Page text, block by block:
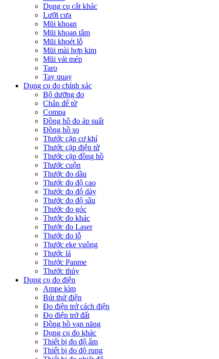
Dụng cụ cắt khác
Lưỡi cưa
Mũi khoan
Mũi khoan tâm
Mũi khoét lỗ
Mũi mài hợp kim
Mũi vát mép
Taro
Tay quay
Dụng cụ đo chính xác
Bộ dưỡng đo
Chân đế từ
Compa
Đồng hồ đo áp suất
Đồng hồ so
Thước cặp cơ khí
Thước cặp điện tử
Thước cặp đồng hồ
Thước cuộn
Thước đo dầu
Thước đo độ cao
Thước đo độ dày
Thước đo độ sâu
Thước đo góc
Thước đo khác
Thước đo Laser
Thước đo lỗ
Thước eke vuông
Thước lá
Thước Panme
Thước thủy
Dụng cụ đo điện
Ampe kìm
Bút thử điện
Đo điện trở cách điện
Đo điện trở đất
Đồng hồ vạn năng
Dụng cụ đo khác
Thiết bị đo độ ẩm
Thiết bị đo độ rung